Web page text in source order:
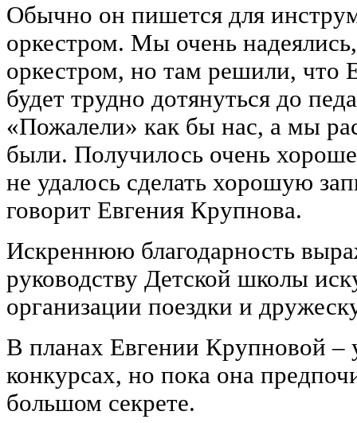
Обычно он пишется для
оркестром. Мы очень
оркестром, но там решили, что
будет трудно дотянуться до
«Пожалели» как бы нас, а мы
были. Получилось очень
не удалось сделать хорошую
говорит Евгения Крупнова.
Искреннюю благодарность
руководству Детской школы
организации поездки и
В планах Евгении Крупновой ‒
конкурсах, но пока она
большом секрете.